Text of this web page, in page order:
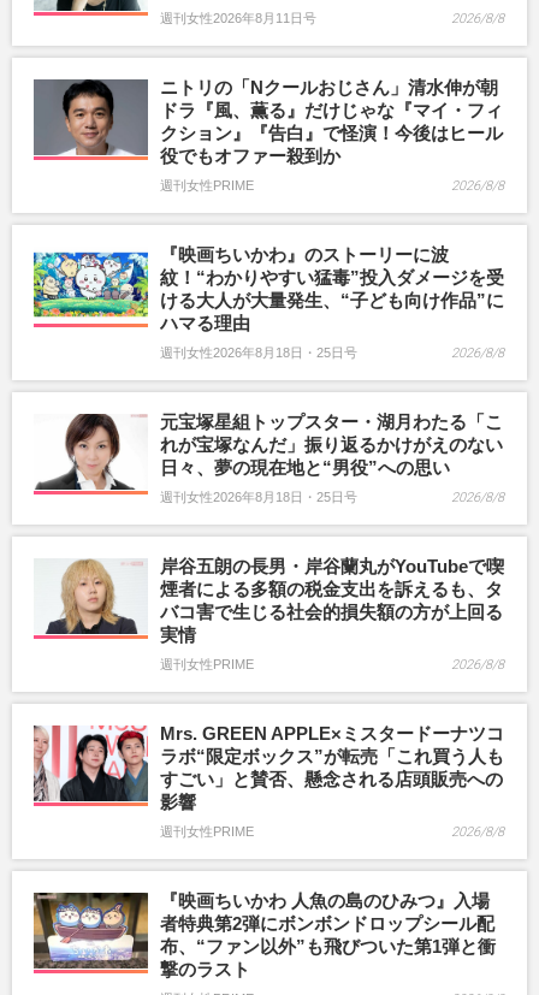
週刊女性2026年8月11日号 2026/8/8
ニトリの「Nクールおじさん」清水伸が朝
ドラ『風、薫る』だけじゃな『マイ・フィ
クション』『告白』で怪演！今後はヒール
役でもオファー殺到か
週刊女性PRIME 2026/8/8
『映画ちいかわ』のストーリーに波
紋！“わかりやすい猛毒”投入ダメージを受
ける大人が大量発生、“子ども向け作品”に
ハマる理由
週刊女性2026年8月18日・25日号 2026/8/8
元宝塚星組トップスター・湖月わたる「こ
れが宝塚なんだ」振り返るかけがえのない
日々、夢の現在地と“男役”への思い
週刊女性2026年8月18日・25日号 2026/8/8
岸谷五朗の長男・岸谷蘭丸がYouTubeで喫
煙者による多額の税金支出を訴えるも、タ
バコ害で生じる社会的損失額の方が上回る
実情
週刊女性PRIME 2026/8/8
Mrs. GREEN APPLE×ミスタードーナツコ
ラボ“限定ボックス”が転売「これ買う人も
すごい」と賛否、懸念される店頭販売への
影響
週刊女性PRIME 2026/8/8
『映画ちいかわ 人魚の島のひみつ』入場
者特典第2弾にボンボンドロップシール配
布、“ファン以外”も飛びついた第1弾と衝
撃のラスト